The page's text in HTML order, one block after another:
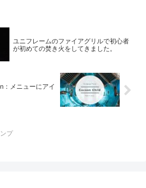
ユニフレームのファイアグリルで初心者
が初めての焚き火をしてきました。
：メニューにアイ
プ